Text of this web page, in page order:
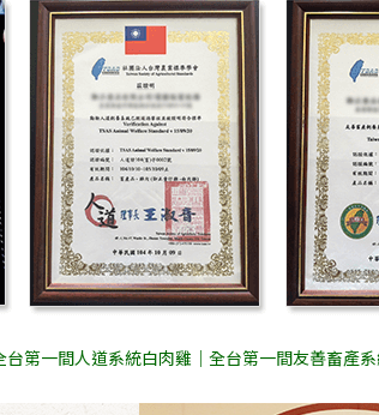
第一間人道系統白肉雞｜全台第一間友善畜產